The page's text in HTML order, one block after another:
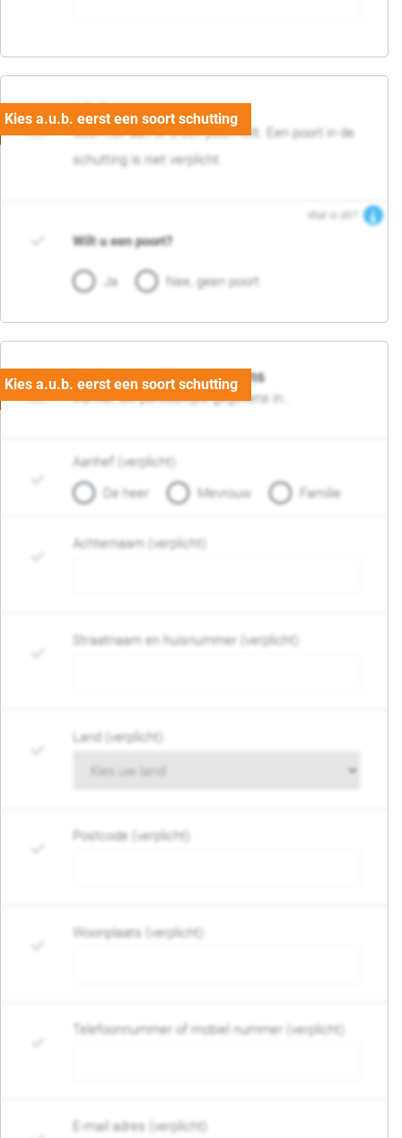
05. Poort
Geef hier aan of u een poort wilt. Een poort in de
schutting is niet verplicht.
Wat is dit?
Wilt u een poort?
Ja Nee, geen poort
06. Persoonlijke gegevens
Vul hier uw persoonlijke gegevens in..
Aanhef (verplicht)
De heer
Mevrouw Familie
Achternaam (verplicht)
Straatnaam en huisnummer (verplicht)
Land (verplicht)
Postcode (verplicht)
Woonplaats (verplicht)
Telefoonnummer of mobiel nummer (verplicht)
E-mail adres (verplicht)